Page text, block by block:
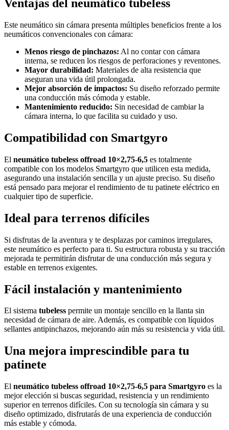
Ventajas del neumático tubeless
Este neumático sin cámara presenta múltiples beneficios frente a los
neumáticos convencionales con cámara:
Menos riesgo de pinchazos: Al no contar con cámara
interna, se reducen los riesgos de perforaciones y reventones.
Mayor durabilidad: Materiales de alta resistencia que
aseguran una vida útil prolongada.
Mejor absorción de impactos: Su diseño reforzado permite
una conducción más cómoda y estable.
Mantenimiento reducido: Sin necesidad de cambiar la
cámara interna, lo que facilita su cuidado y uso.
Compatibilidad con Smartgyro
El neumático tubeless offroad 10×2,75-6,5 es totalmente
compatible con los modelos Smartgyro que utilicen esta medida,
asegurando una instalación sencilla y un ajuste preciso. Su diseño
está pensado para mejorar el rendimiento de tu patinete eléctrico en
cualquier tipo de superficie.
Ideal para terrenos difíciles
Si disfrutas de la aventura y te desplazas por caminos irregulares,
este neumático es perfecto para ti. Su estructura robusta y su tracción
mejorada te permitirán disfrutar de una conducción más segura y
estable en terrenos exigentes.
Fácil instalación y mantenimiento
El sistema tubeless permite un montaje sencillo en la llanta sin
necesidad de cámara de aire. Además, es compatible con líquidos
sellantes antipinchazos, mejorando aún más su resistencia y vida útil.
Una mejora imprescindible para tu
patinete
El neumático tubeless offroad 10×2,75-6,5 para Smartgyro es la
mejor elección si buscas seguridad, resistencia y un rendimiento
superior en terrenos difíciles. Con su tecnología sin cámara y su
diseño optimizado, disfrutarás de una experiencia de conducción
más estable y cómoda.